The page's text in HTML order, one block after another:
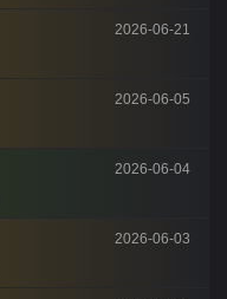
2026-06-21
2026-06-05
2026-06-04
2026-06-03